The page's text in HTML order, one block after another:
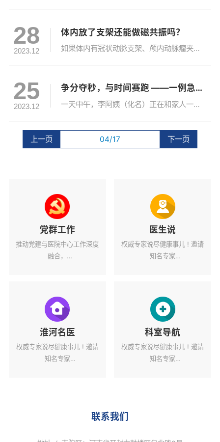
28
2023.12
体内放了支架还能做磁共振吗？
如果体内有冠状动脉支架、颅内动脉瘤夹、牙科植入物、输液泵和留置导管，能否进行磁共振检查呢？关于磁共振成像安全，2017年发布了一份《磁共振成像安全管理中国专家共识（2017）》，对11类植入物的磁共振检查建议如下：1．颅内动脉瘤夹动脉瘤夹由不同磁敏感性的多种物质构成，形状各异，其中的铁磁物质含量达多少会导致MRI检查时发生危险，目前尚无定论。强铁磁性材料的动脉瘤夹禁止用于MRI检查；非铁磁性或...
25
2023.12
争分夺秒，与时间赛跑 ——一例急诊脑血管内治疗
一天中午，李阿姨（化名）正在和家人一起吃午饭，一家人有说有笑，其乐融融。突然，李阿姨左手拿着的馒头掉落到地上，家人发现李阿姨嘴巴向一侧歪斜，口中“呜呜啦啦”，但却听不清楚说的什么，左侧胳膊也无法抬动，家人急到淮河医院急诊科，卒中绿色通道医师查看患者：意识不清、双眼球向右凝视、左侧肢体瘫痪，初步判断李阿姨得了急性脑卒中，立即“一键启动”抽血送检、脑CT检查,确诊急性脑梗死，迅速和家属病情沟通，即...
上一页 04/17 下一页
党群工作
推动党建与医院中心工作深度
融合，
医生说
权威专家说尽健康事儿 ! 邀请
知名专家
淮河名医
权威专家说尽健康事儿 ! 邀请
知名专家
科室导航
权威专家说尽健康事儿 ! 邀请
知名专家
联系我们